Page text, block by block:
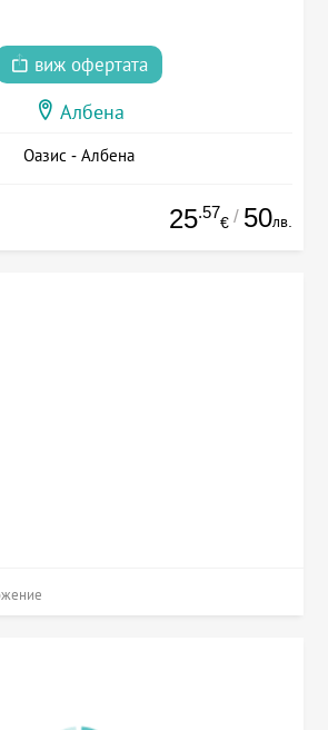
виж офертата
Албена
Оазис - Албена
25.57
€ / 50лв.